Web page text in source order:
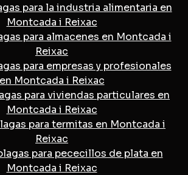
para la industria alimentaria en
Montcada i Reixac
para almacenes en Montcada i
Reixac
para empresas y profesionales
en Montcada i Reixac
para viviendas particulares en
Montcada i Reixac
para termitas en Montcada i
Reixac
para pececillos de plata en
Montcada i Reixac